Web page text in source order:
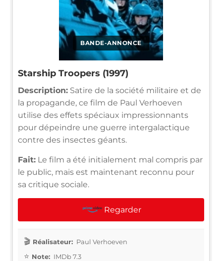
BANDE-ANNONCE
Starship Troopers (1997)
Description: Satire de la société militaire et de
la propagande, ce film de Paul Verhoeven
utilise des effets spéciaux impressionnants
pour dépeindre une guerre intergalactique
contre des insectes géants.
Fait: Le film a été initialement mal compris par
le public, mais est maintenant reconnu pour
sa critique sociale.
Regarder
Réalisateur: Paul Verhoeven
Note: IMDb 7.3